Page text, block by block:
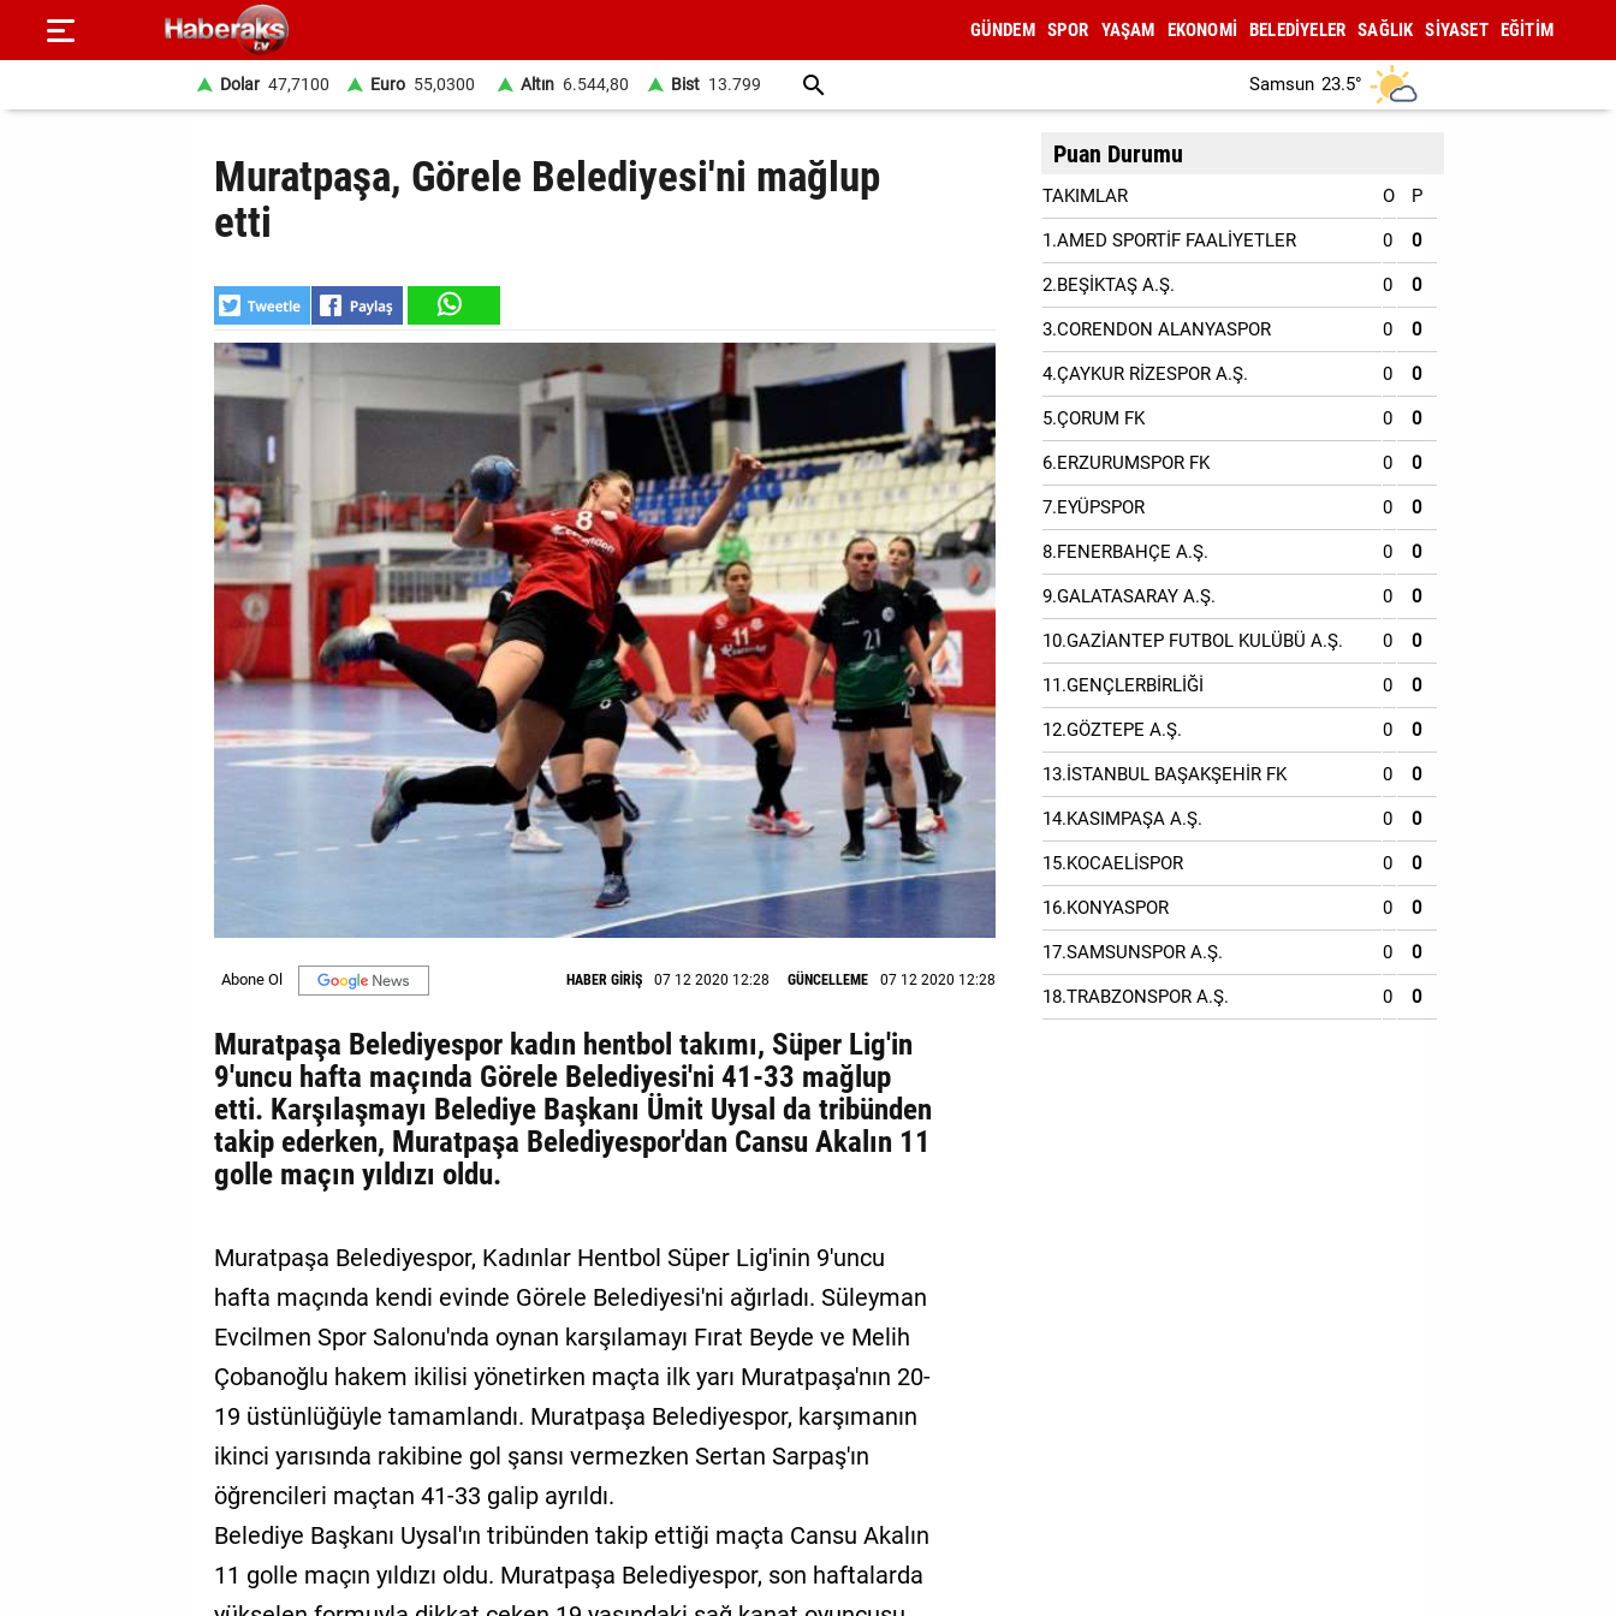
GÜNDEM SPOR YAŞAM EKONOMİ BELEDİYELER SAĞLIK SİYASET EĞİTİM
Dolar 47,7100 Euro 55,0300 Altın 6.544,80 Bist 13.799 Samsun 23.5°
Muratpaşa, Görele Belediyesi'ni mağlup
etti
HABER GİRİŞ 07 12 2020 12:28 GÜNCELLEME 07 12 2020 12:28
Muratpaşa Belediyespor kadın hentbol takımı, Süper Lig'in
9'uncu hafta maçında Görele Belediyesi'ni 41-33 mağlup
etti. Karşılaşmayı Belediye Başkanı Ümit Uysal da tribünden
takip ederken, Muratpaşa Belediyespor'dan Cansu Akalın 11
golle maçın yıldızı oldu.
Muratpaşa Belediyespor, Kadınlar Hentbol Süper Lig'inin 9'uncu
hafta maçında kendi evinde Görele Belediyesi'ni ağırladı. Süleyman
Evcilmen Spor Salonu'nda oynan karşılamayı Fırat Beyde ve Melih
Çobanoğlu hakem ikilisi yönetirken maçta ilk yarı Muratpaşa'nın 20-
19 üstünlüğüyle tamamlandı. Muratpaşa Belediyespor, karşımanın
ikinci yarısında rakibine gol şansı vermezken Sertan Sarpaş'ın
öğrencileri maçtan 41-33 galip ayrıldı.
Belediye Başkanı Uysal'ın tribünden takip ettiği maçta Cansu Akalın
11 golle maçın yıldızı oldu. Muratpaşa Belediyespor, son haftalarda
Puan Durumu
TAKIMLAR O P
1.AMED SPORTİF FAALİYETLER 0 0
2.BEŞİKTAŞ A.Ş. 0 0
3.CORENDON ALANYASPOR 0 0
4.ÇAYKUR RİZESPOR A.Ş. 0 0
5.ÇORUM FK 0 0
6.ERZURUMSPOR FK 0 0
7.EYÜPSPOR 0 0
8.FENERBAHÇE A.Ş. 0 0
9.GALATASARAY A.Ş. 0 0
10.GAZİANTEP FUTBOL KULÜBÜ A.Ş. 0 0
11.GENÇLERBİRLİĞİ 0 0
12.GÖZTEPE A.Ş. 0 0
13.İSTANBUL BAŞAKŞEHİR FK 0 0
14.KASIMPAŞA A.Ş. 0 0
15.KOCAELİSPOR 0 0
16.KONYASPOR 0 0
17.SAMSUNSPOR A.Ş. 0 0
18.TRABZONSPOR A.Ş. 0 0